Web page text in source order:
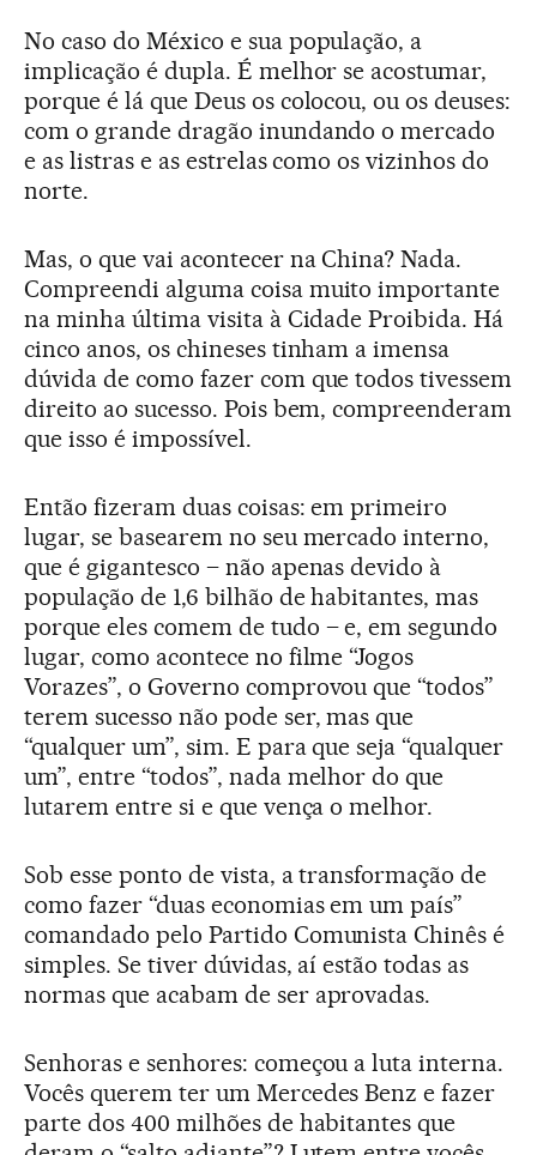
No caso do México e sua população, a
implicação é dupla. É melhor se acostumar,
porque é lá que Deus os colocou, ou os deuses:
com o grande dragão inundando o mercado
e as listras e as estrelas como os vizinhos do
norte.
Mas, o que vai acontecer na China? Nada.
Compreendi alguma coisa muito importante
na minha última visita à Cidade Proibida. Há
cinco anos, os chineses tinham a imensa
dúvida de como fazer com que todos tivessem
direito ao sucesso. Pois bem, compreenderam
que isso é impossível.
Então fizeram duas coisas: em primeiro
lugar, se basearem no seu mercado interno,
que é gigantesco – não apenas devido à
população de 1,6 bilhão de habitantes, mas
porque eles comem de tudo – e, em segundo
lugar, como acontece no filme “Jogos
Vorazes”, o Governo comprovou que “todos”
terem sucesso não pode ser, mas que
“qualquer um”, sim. E para que seja “qualquer
um”, entre “todos”, nada melhor do que
lutarem entre si e que vença o melhor.
Sob esse ponto de vista, a transformação de
como fazer “duas economias em um país”
comandado pelo Partido Comunista Chinês é
simples. Se tiver dúvidas, aí estão todas as
normas que acabam de ser aprovadas.
Senhoras e senhores: começou a luta interna.
Vocês querem ter um Mercedes Benz e fazer
parte dos 400 milhões de habitantes que